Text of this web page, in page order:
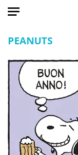
HOME
Italia
Mondo
Politica
Tecnologia
Internet
PEANUTS